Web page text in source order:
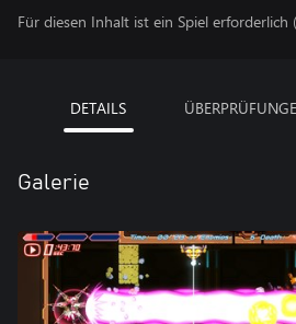
Für diesen Inhalt ist ein Spiel erforderlich
DETAILS
Galerie